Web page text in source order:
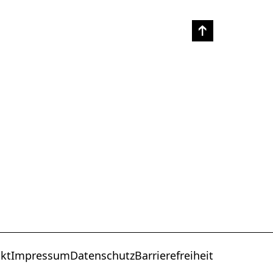
ImpressumDatenschutzBarrierefreiheit